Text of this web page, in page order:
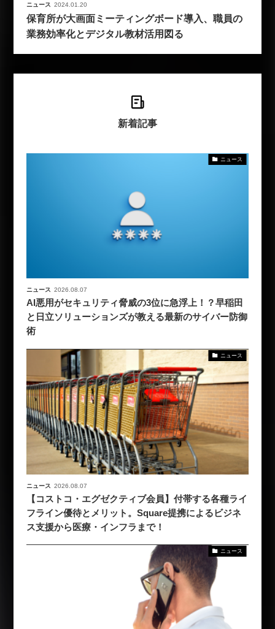
ニュース 2024.01.20
保育所が大画面ミーティングボード導入、職員の
業務効率化とデジタル教材活用図る
新着記事
ニュース
ニュース 2026.08.07
AI悪用がセキュリティ脅威の3位に急浮上！？早稲田
と日立ソリューションズが教える最新のサイバー防御
術
ニュース
ニュース 2026.08.07
【コストコ・エグゼクティブ会員】付帯する各種ライ
フライン優待とメリット。Square提携によるビジネ
ス支援から医療・インフラまで！
ニュース